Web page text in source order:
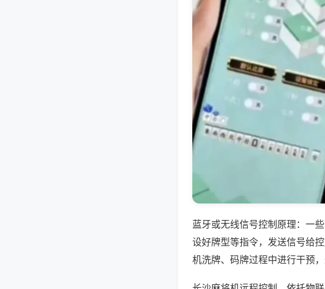
蓝牙或无线信号控制原理：一
设好牌型等指令，发送信号给
机洗牌、码牌过程中进行干预，